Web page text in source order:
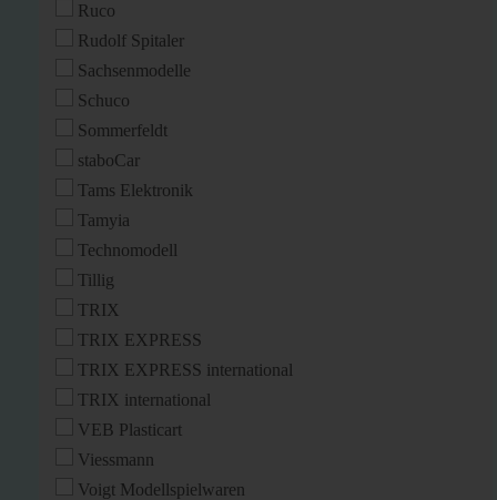
Ruco
Rudolf Spitaler
Sachsenmodelle
Schuco
Sommerfeldt
staboCar
Tams Elektronik
Tamyia
Technomodell
Tillig
TRIX
TRIX EXPRESS
TRIX EXPRESS international
TRIX international
VEB Plasticart
Viessmann
Voigt Modellspielwaren